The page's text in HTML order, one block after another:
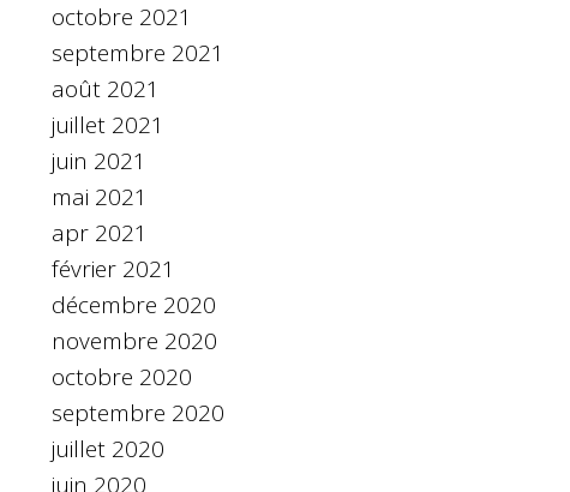
octobre 2021
septembre 2021
août 2021
juillet 2021
juin 2021
mai 2021
apr 2021
février 2021
décembre 2020
novembre 2020
octobre 2020
septembre 2020
juillet 2020
juin 2020